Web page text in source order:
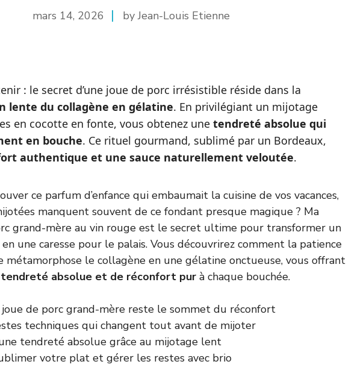
mars 14, 2026 by Jean-Louis Etienne
: le secret d’une joue de porc irrésistible réside dans la
lente du collagène en gélatine. En privilégiant un mijotage
en cocotte en fonte, vous obtenez une tendreté absolue qui
en bouche. Ce rituel gourmand, sublimé par un Bordeaux,
authentique et une sauce naturellement veloutée.
ce parfum d’enfance qui embaumait la cuisine de vos vacances,
manquent souvent de ce fondant presque magique ? Ma
grand-mère au vin rouge est le secret ultime pour transformer un
une caresse pour le palais. Vous découvrirez comment la patience
métamorphose le collagène en une gélatine onctueuse, vous offrant
absolue et de réconfort pur à chaque bouchée.
de porc grand-mère reste le sommet du réconfort
techniques qui changent tout avant de mijoter
tendreté absolue grâce au mijotage lent
votre plat et gérer les restes avec brio